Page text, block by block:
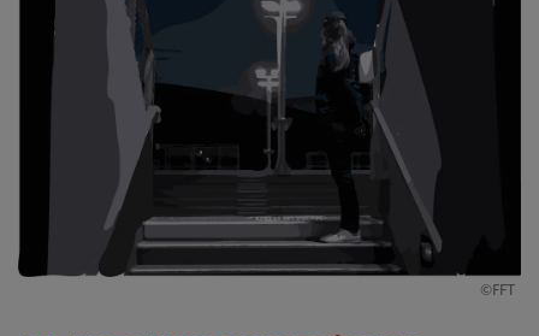
©FFT